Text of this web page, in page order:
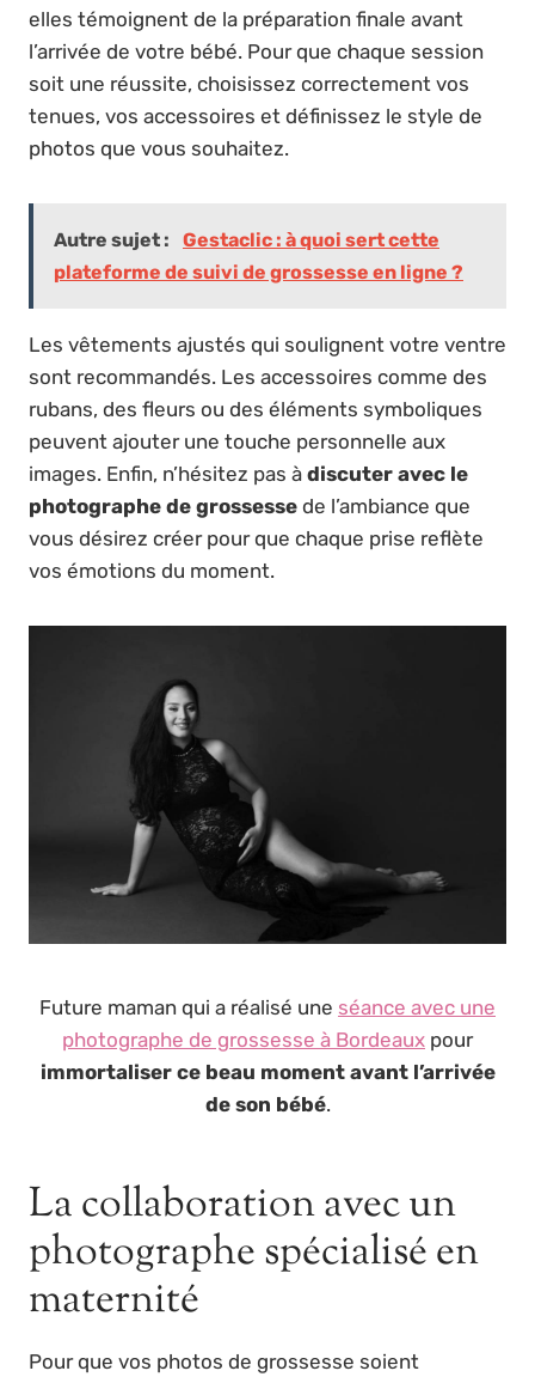
elles témoignent de la préparation finale avant
l’arrivée de votre bébé. Pour que chaque session
soit une réussite, choisissez correctement vos
tenues, vos accessoires et définissez le style de
photos que vous souhaitez.
Autre sujet :
Gestaclic : à quoi sert cette
plateforme de suivi de grossesse en ligne ?
Les vêtements ajustés qui soulignent votre ventre
sont recommandés. Les accessoires comme des
rubans, des fleurs ou des éléments symboliques
peuvent ajouter une touche personnelle aux
images. Enfin, n’hésitez pas à discuter avec le
photographe de grossesse de l’ambiance que
vous désirez créer pour que chaque prise reflète
vos émotions du moment.
Future maman qui a réalisé une séance avec une
photographe de grossesse à Bordeaux pour
immortaliser ce beau moment avant l’arrivée
de son bébé.
La collaboration avec un
photographe spécialisé en
maternité
Pour que vos photos de grossesse soient